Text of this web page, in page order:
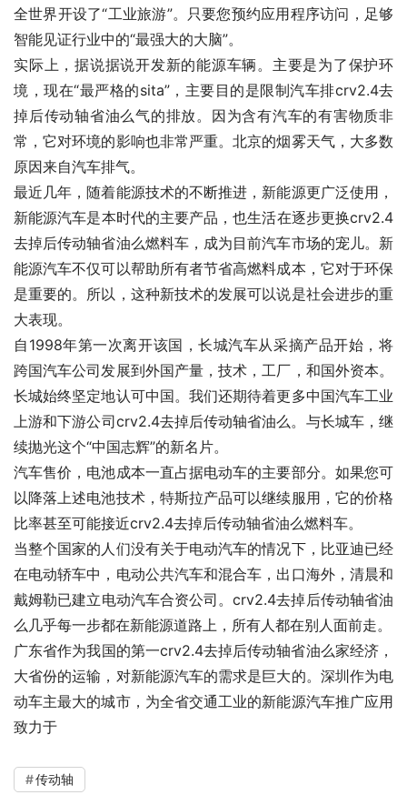
全世界开设了“工业旅游”。只要您预约应用程序访问，足够
智能见证行业中的“最强大的大脑”。
实际上，据说据说开发新的能源车辆。主要是为了保护环
境，现在“最严格的sita”，主要目的是限制汽车排crv2.4去
掉后传动轴省油么气的排放。因为含有汽车的有害物质非
常，它对环境的影响也非常严重。北京的烟雾天气，大多数
原因来自汽车排气。
最近几年，随着能源技术的不断推进，新能源更广泛使用，
新能源汽车是本时代的主要产品，也生活在逐步更换crv2.4
去掉后传动轴省油么燃料车，成为目前汽车市场的宠儿。新
能源汽车不仅可以帮助所有者节省高燃料成本，它对于环保
是重要的。所以，这种新技术的发展可以说是社会进步的重
大表现。
自1998年第一次离开该国，长城汽车从采摘产品开始，将
跨国汽车公司发展到外国产量，技术，工厂，和国外资本。
长城始终坚定地认可中国。我们还期待着更多中国汽车工业
上游和下游公司crv2.4去掉后传动轴省油么。与长城车，继
续抛光这个“中国志辉”的新名片。
汽车售价，电池成本一直占据电动车的主要部分。如果您可
以降落上述电池技术，特斯拉产品可以继续服用，它的价格
比率甚至可能接近crv2.4去掉后传动轴省油么燃料车。
当整个国家的人们没有关于电动汽车的情况下，比亚迪已经
在电动轿车中，电动公共汽车和混合车，出口海外，清晨和
戴姆勒已建立电动汽车合资公司。crv2.4去掉后传动轴省油
么几乎每一步都在新能源道路上，所有人都在别人面前走。
广东省作为我国的第一crv2.4去掉后传动轴省油么家经济，
大省份的运输，对新能源汽车的需求是巨大的。深圳作为电
动车主最大的城市，为全省交通工业的新能源汽车推广应用
致力于
传动轴